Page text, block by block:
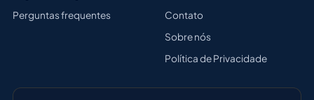
Perguntas frequentes
Contato
Sobre nós
Política de Privacidade